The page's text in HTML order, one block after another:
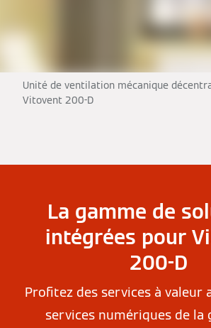
Unité de ventilation mécanique
Vitovent 200-D
La gamme de
intégrées pour
200-D
Profitez des services à valeur
services numériques de la